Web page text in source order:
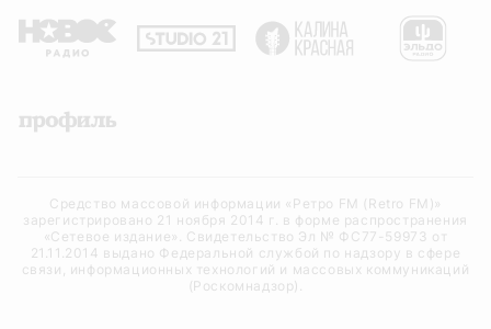
Средство массовой информации «Ретро FM (Retro FM)»
зарегистрировано 21 ноября 2014 г. в форме распространения
«Сетевое издание». Свидетельство Эл № ФС77-59973 от
21.11.2014 выдано Федеральной службой по надзору в сфере
связи, информационных технологий и массовых коммуникаций
(Роскомнадзор).